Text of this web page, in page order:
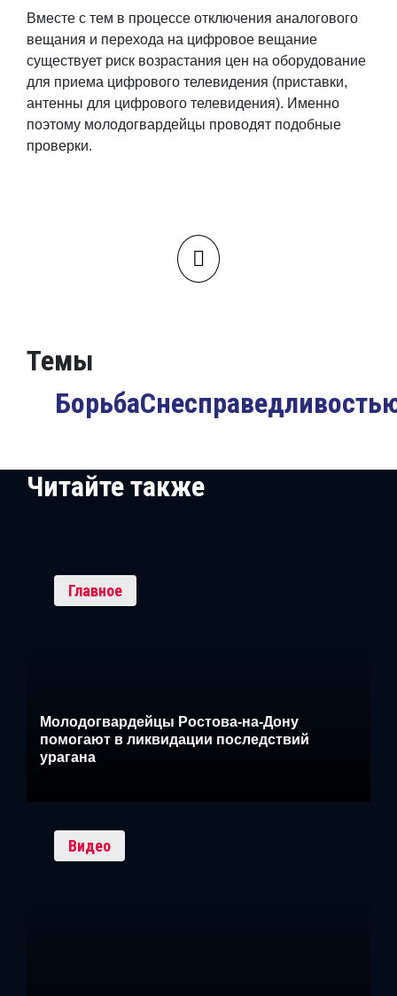
Вместе с тем в процессе отключения аналогового
вещания и перехода на цифровое вещание
существует риск возрастания цен на оборудование
для приема цифрового телевидения (приставки,
антенны для цифрового телевидения). Именно
поэтому молодогвардейцы проводят подобные
проверки.
Темы
Читайте также
Главное
Молодогвардейцы Ростова-на-Дону
помогают в ликвидации последствий
урагана
Видео